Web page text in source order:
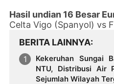
Hasil undian 16 Besar
Celta Vigo (Spanyol) vs
BERITA LAINNYA
Kekeruhan Sungai
NTU, Distribusi Air
Sejumlah Wilayah